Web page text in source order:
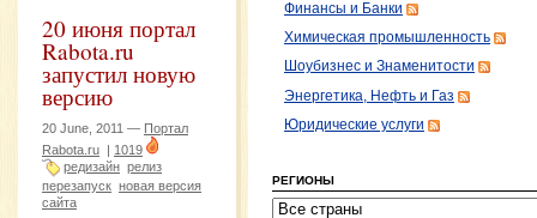
20 июня портал
Rabota.ru
запустил новую
версию
20 June, 2011 — Портал
Rabota.ru | 1019
редизайн релиз
перезапуск новая версия
сайта
Финансы и Банки
Химическая промышленность
Шоубизнес и Знаменитости
Энергетика, Нефть и Газ
Юридические услуги
РЕГИОНЫ